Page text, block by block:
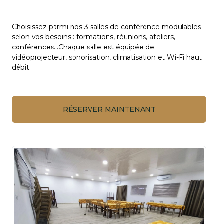
Choisissez parmi nos 3 salles de conférence modulables
selon vos besoins : formations, réunions, ateliers,
conférences…Chaque salle est équipée de
vidéoprojecteur, sonorisation, climatisation et Wi-Fi haut
débit.
RÉSERVER MAINTENANT